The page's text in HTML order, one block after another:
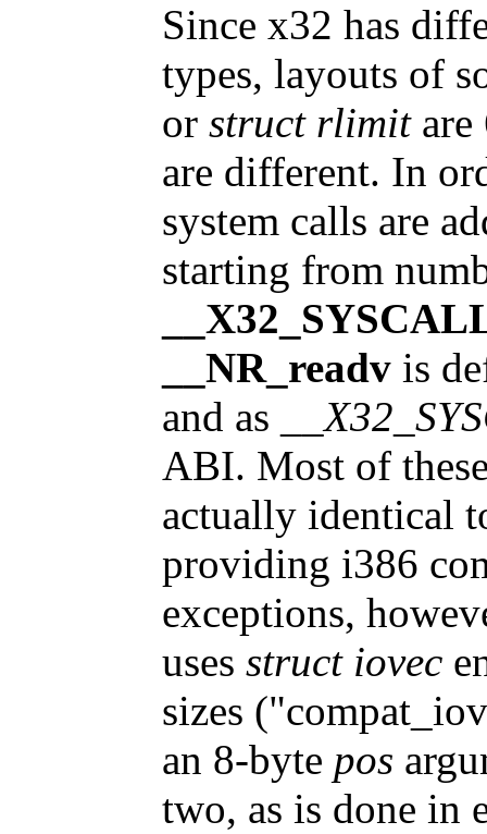
Since x32 has
types, layouts of
orstruct rlimitare
are different. In
system calls are
starting from
__NR_readv is
and as
ABI. Most of
actually identical
providing i386
exceptions,
usesstruct iovec
sizes
an 8-byte pos
two, as is done in